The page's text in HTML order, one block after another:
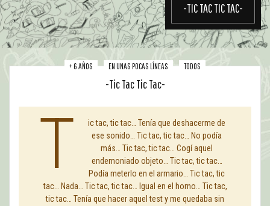
-TIC TAC TIC TAC-
+ 6 AÑOS EN UNAS POCAS LÍNEAS TODOS
-Tic Tac Tic Tac-
T
ic tac, tic tac… Tenía que deshacerme de
ese sonido… Tic tac, tic tac… No podía
más… Tic tac, tic tac… Cogí aquel
endemoniado objeto… Tic tac, tic tac…
Podía meterlo en el armario… Tic tac, tic
tac… Nada… Tic tac, tic tac… Igual en el horno… Tic tac,
tic tac… Tenía que hacer aquel test y me quedaba sin